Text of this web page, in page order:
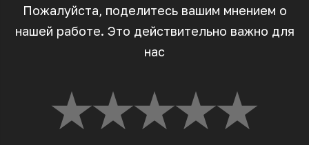
Пожалуйста, поделитесь вашим мнением о
нашей работе. Это действительно важно для
нас